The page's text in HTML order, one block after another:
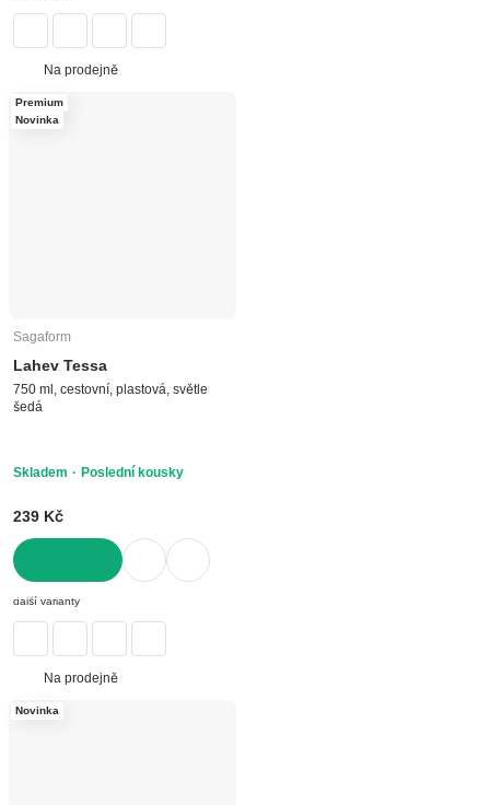
Na prodejně
Premium
Novinka
Sagaform
Lahev Tessa
750 ml, cestovní, plastová, světle
šedá
Skladem Poslední kousky
239 Kč
DO KOŠÍKU
další varianty
Na prodejně
Novinka